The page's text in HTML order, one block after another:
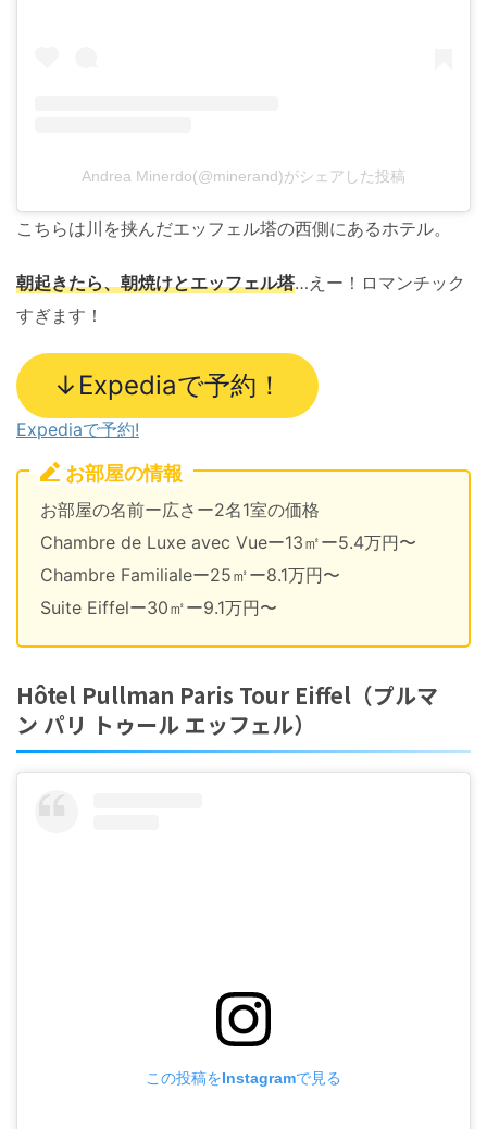
Andrea Minerdo(@minerand)がシェアした投稿
こちらは川を挟んだエッフェル塔の西側にあるホテル。
朝起きたら、朝焼けとエッフェル塔…えー！ロマンチック
すぎます！
↓Expediaで予約！
Expediaで予約!
お部屋の情報
お部屋の名前ー広さー2名1室の価格
Chambre de Luxe avec Vueー13㎡ー5.4万円〜
Chambre Familialeー25㎡ー8.1万円〜
Suite Eiffelー30㎡ー9.1万円〜
Hôtel Pullman Paris Tour Eiffel（プルマ
ン パリ トゥール エッフェル）
この投稿をInstagramで見る